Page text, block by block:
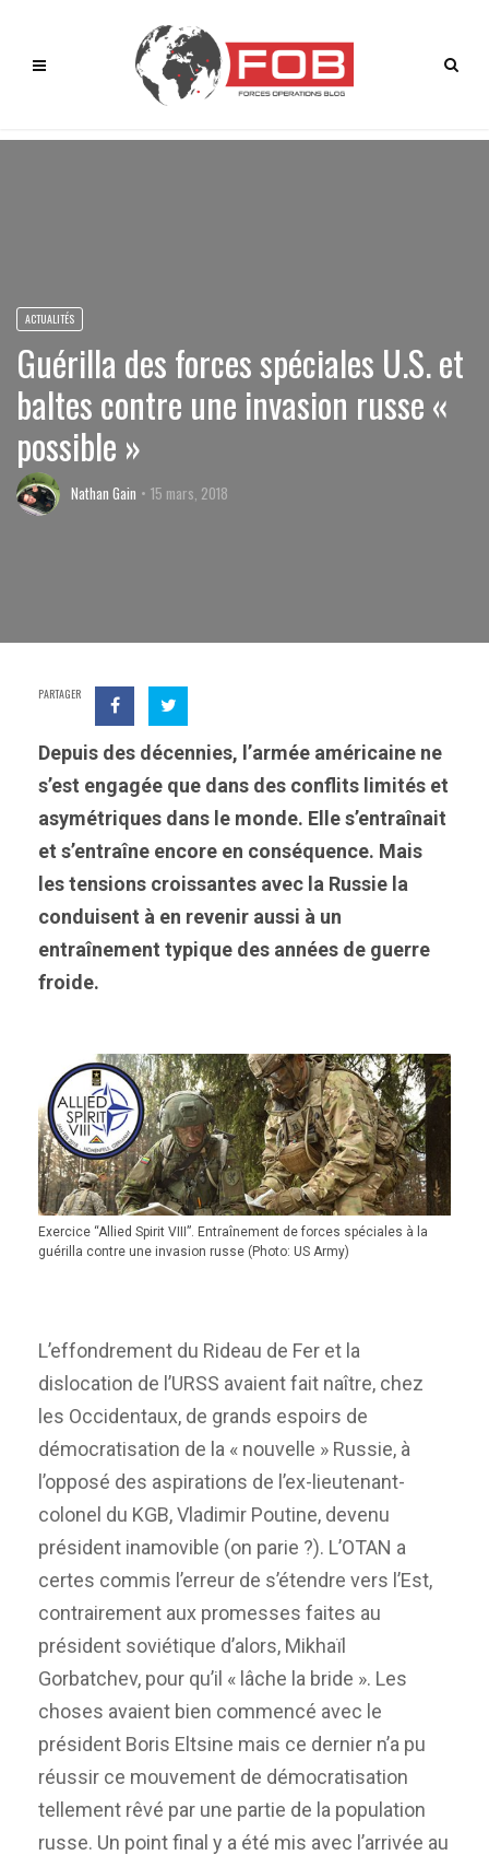
ACTUALITÉS
Guérilla des forces spéciales U.S. et
baltes contre une invasion russe «
possible »
Nathan Gain 15 mars, 2018
PARTAGER
Depuis des décennies, l’armée américaine ne
s’est engagée que dans des conflits limités et
asymétriques dans le monde. Elle s’entraînait
et s’entraîne encore en conséquence. Mais
les tensions croissantes avec la Russie la
conduisent à en revenir aussi à un
entraînement typique des années de guerre
froide.
Exercice “Allied Spirit VIII”. Entraînement de forces spéciales à la
guérilla contre une invasion russe (Photo: US Army)
L’effondrement du Rideau de Fer et la
dislocation de l’URSS avaient fait naître, chez
les Occidentaux, de grands espoirs de
démocratisation de la « nouvelle » Russie, à
l’opposé des aspirations de l’ex-lieutenant-
colonel du KGB, Vladimir Poutine, devenu
président inamovible (on parie ?). L’OTAN a
certes commis l’erreur de s’étendre vers l’Est,
contrairement aux promesses faites au
président soviétique d’alors, Mikhaïl
Gorbatchev, pour qu’il « lâche la bride ». Les
choses avaient bien commencé avec le
président Boris Eltsine mais ce dernier n’a pu
réussir ce mouvement de démocratisation
tellement rêvé par une partie de la population
russe. Un point final y a été mis avec l’arrivée au